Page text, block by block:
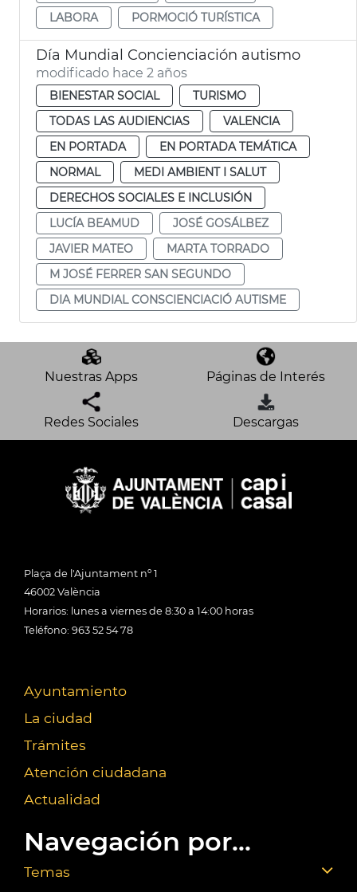
LABORA
PORMOCIÓ TURÍSTICA
Día Mundial Concienciación autismo
modificado hace 2 años
BIENESTAR SOCIAL
TURISMO
TODAS LAS AUDIENCIAS
VALENCIA
EN PORTADA
EN PORTADA TEMÁTICA
NORMAL
MEDI AMBIENT I SALUT
DERECHOS SOCIALES E INCLUSIÓN
LUCÍA BEAMUD
JOSÉ GOSÁLBEZ
JAVIER MATEO
MARTA TORRADO
M JOSÉ FERRER SAN SEGUNDO
DIA MUNDIAL CONSCIENCIACIÓ AUTISME
Nuestras Apps Páginas de Interés
Redes Sociales Descargas
Plaça de l'Ajuntament nº 1
46002 València
Horarios: lunes a viernes de 8:30 a 14:00 horas
Teléfono: 963 52 54 78
Ayuntamiento
La ciudad
Trámites
Atención ciudadana
Actualidad
Navegación por...
Temas